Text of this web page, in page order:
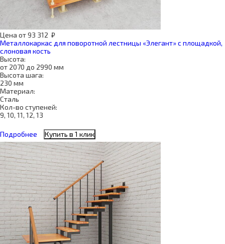
Цена от93 312 ₽
Металлокаркас для поворотной лестницы «Элегант» с площадкой,
слоновая кость
Высота:
от 2070 до 2990 мм
Высота шага:
230 мм
Материал:
Сталь
Кол-во ступеней:
9, 10, 11, 12, 13
Подробнее Купить в 1 клик